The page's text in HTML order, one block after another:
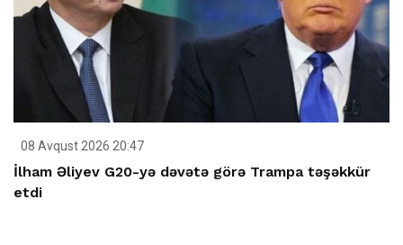
08 Avqust 2026 20:47
İlham Əliyev G20-yə dəvətə görə Trampa təşəkkür
etdi